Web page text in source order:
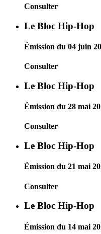
Consulter
Le Bloc Hip-Hop
Émission du 04 juin
Consulter
Le Bloc Hip-Hop
Émission du 28 mai
Consulter
Le Bloc Hip-Hop
Émission du 21 mai
Consulter
Le Bloc Hip-Hop
Émission du 14 mai